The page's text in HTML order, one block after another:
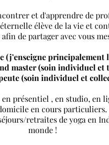
et d'apprendre de
élève de la vie et
de partager avec vous
(j’enseigne
master (soin individuel et
(soin individuel et
en présentiel , en studio, en
en cours particuliers.
retraites de yoga en
monde !